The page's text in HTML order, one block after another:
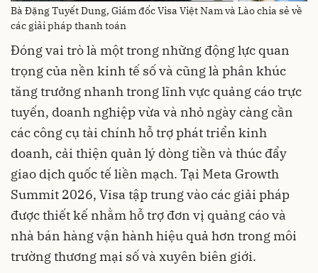
Bà Đặng Tuyết Dung, Giám đốc Visa Việt Nam và Lào chia sẻ về
các giải pháp thanh toán
Đóng vai trò là một trong những động lực quan
trọng của nền kinh tế số và cũng là phân khúc
tăng trưởng nhanh trong lĩnh vực quảng cáo trực
tuyến, doanh nghiệp vừa và nhỏ ngày càng cần
các công cụ tài chính hỗ trợ phát triển kinh
doanh, cải thiện quản lý dòng tiền và thúc đẩy
giao dịch quốc tế liền mạch. Tại Meta Growth
Summit 2026, Visa tập trung vào các giải pháp
được thiết kế nhằm hỗ trợ đơn vị quảng cáo và
nhà bán hàng vận hành hiệu quả hơn trong môi
trường thương mại số và xuyên biên giới.